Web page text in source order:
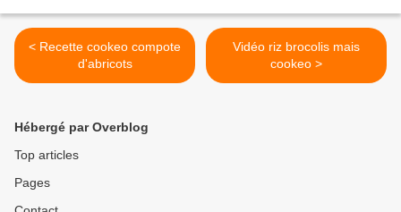
< Recette cookeo compote
d'abricots
Vidéo riz brocolis mais
cookeo >
Hébergé par Overblog
Top articles
Pages